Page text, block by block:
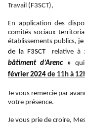
Travail (F3SCT),
En application des
comités sociaux
établissements publics, je
de la F3SCT relative à :
bâtiment d’Arenc »
février 2024 de 11h à
Je vous remercie par
votre présence.
Je vous prie de croire,